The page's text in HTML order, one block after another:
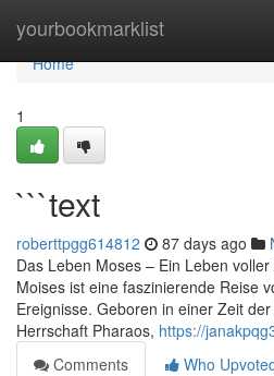
yourbookmarklist
Home
Home
1
```text
roberttpgg614812 87 days ago
Das Leben Moses – Ein Leben
Moises ist eine faszinierende Reise
Ereignisse. Geboren in einer Zeit
Herrschaft Pharaos, https://
Comments
Who